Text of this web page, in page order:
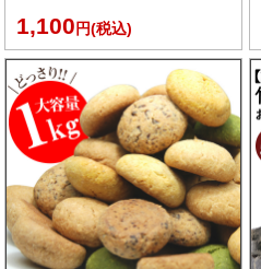
1,100 円(税込)